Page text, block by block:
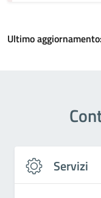
Ultimo aggiornamento:
Servizi